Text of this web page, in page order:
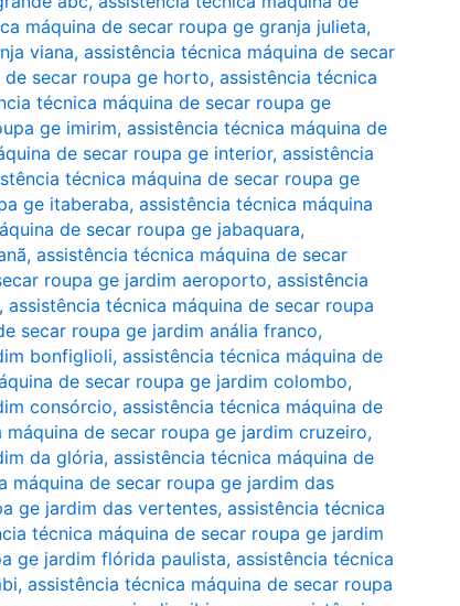
máquina de secar roupa ge granja julieta,
viana, assistência técnica máquina de secar
secar roupa ge horto, assistência técnica
técnica máquina de secar roupa ge
ge imirim, assistência técnica máquina de
de secar roupa ge interior, assistência
técnica máquina de secar roupa ge
ge itaberaba, assistência técnica máquina
de secar roupa ge jabaquara,
, assistência técnica máquina de secar
roupa ge jardim aeroporto, assistência
, assistência técnica máquina de secar roupa
secar roupa ge jardim anália franco,
bonfiglioli, assistência técnica máquina de
de secar roupa ge jardim colombo,
consórcio, assistência técnica máquina de
máquina de secar roupa ge jardim cruzeiro,
da glória, assistência técnica máquina de
máquina de secar roupa ge jardim das
ge jardim das vertentes, assistência técnica
técnica máquina de secar roupa ge jardim
ge jardim flórida paulista, assistência técnica
, assistência técnica máquina de secar roupa